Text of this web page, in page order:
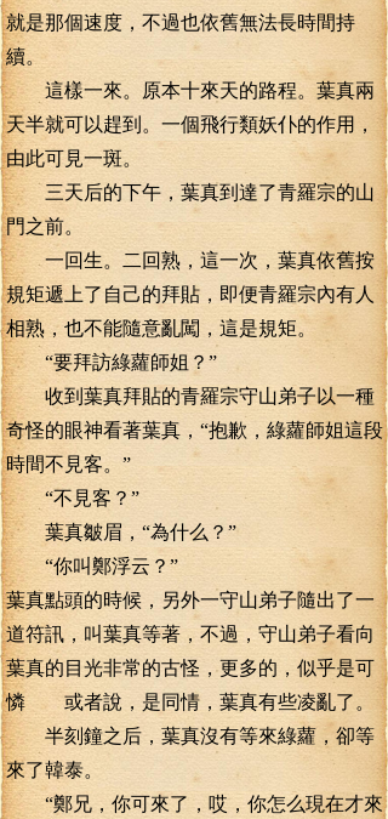
就是那個速度，不過也依舊無法長時間持
續。
這樣一來。原本十來天的路程。葉真兩
天半就可以趕到。一個飛行類妖仆的作用，
由此可見一斑。
三天后的下午，葉真到達了青羅宗的山
門之前。
一回生。二回熟，這一次，葉真依舊按
規矩遞上了自己的拜貼，即便青羅宗內有人
相熟，也不能隨意亂闖，這是規矩。
“要拜訪綠蘿師姐？”
收到葉真拜貼的青羅宗守山弟子以一種
奇怪的眼神看著葉真，“抱歉，綠蘿師姐這段
時間不見客。”
“不見客？”
葉真皺眉，“為什么？”
“你叫鄭浮云？”
葉真點頭的時候，另外一守山弟子隨出了一
道符訊，叫葉真等著，不過，守山弟子看向
葉真的目光非常的古怪，更多的，似乎是可
憐 或者說，是同情，葉真有些凌亂了。
半刻鐘之后，葉真沒有等來綠蘿，卻等
來了韓泰。
“鄭兄，你可來了，哎，你怎么現在才來